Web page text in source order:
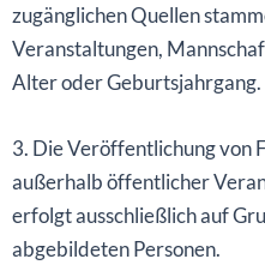
zugänglichen Quellen
Veranstaltungen,
Alter oder Geburtsjahrgang.
3. Die Veröffentlichung von
außerhalb öffentlicher
erfolgt ausschließlich auf
abgebildeten Personen.